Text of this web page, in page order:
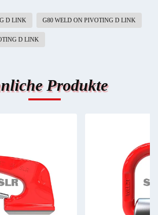
D LINK G80 WELD ON PIVOTING D LINK
D LINK
Produkte